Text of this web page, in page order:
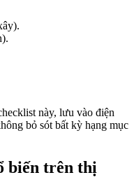
này, lưu vào điện
bỏ sót bất kỳ hạng mục
biến trên thị